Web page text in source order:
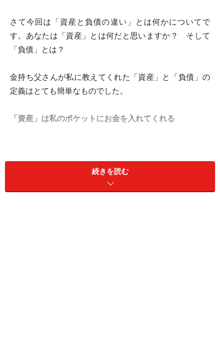
さて今回は「資産と負債の違い」とは何かについてで
す。あなたは「資産」とは何だと思いますか？ そして
「負債」とは？
金持ち父さんが私に教えてくれた「資産」と「負債」の
定義はとても簡単なものでした。
「資産」は私のポケットにお金を入れてくれる
「たったこれだけ？」と思われるかもしれませんが、金
持ちになりたい人が知らなくてはいけない定義は、まさ
続きを読む